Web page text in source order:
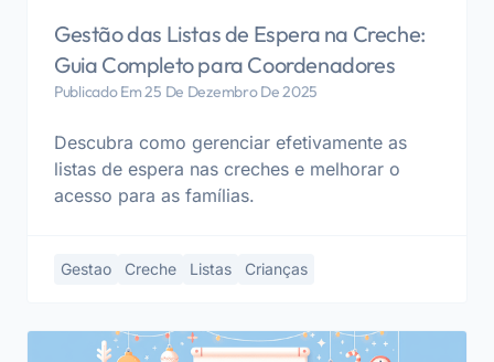
Gestão das Listas de Espera na Creche:
Guia Completo para Coordenadores
Publicado Em 25 De Dezembro De 2025
Descubra como gerenciar efetivamente as
listas de espera nas creches e melhorar o
acesso para as famílias.
Gestao Creche Listas Crianças